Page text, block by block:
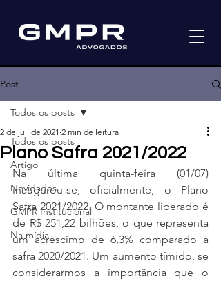
Post
Todos os posts
Artigo
Novidades
GMPR Institucional
Na mídia
Todos os posts
Plano Safra 2021/2022
2 de jul. de 2021 2 min de leitura
Na última quinta-feira (01/07)
inaugurou-se, oficialmente, o Plano
Safra 2021/2022. O montante liberado é
de R$ 251,22 bilhões, o que representa
um acréscimo de 6,3% comparado à
safra 2020/2021. Um aumento tímido, se
considerarmos a importância que o